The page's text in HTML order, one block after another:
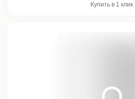
Купить в 1 клик